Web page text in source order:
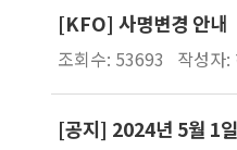
[KFO] 사명변경 안내
조회수: 53693 작성자:
[공지] 2024년 5월 1